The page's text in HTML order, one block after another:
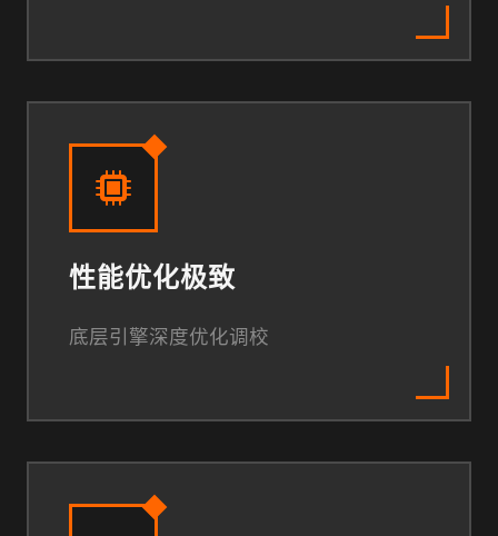
性能优化极致
底层引擎深度优化调校